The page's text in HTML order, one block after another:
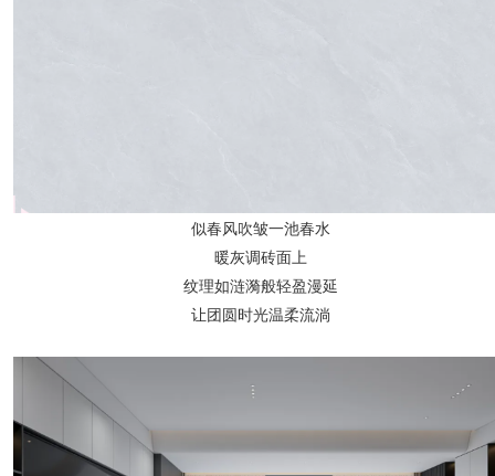
似春风吹皱一池春水
暖灰调砖面上
纹理如涟漪般轻盈漫延
让团圆时光温柔流淌